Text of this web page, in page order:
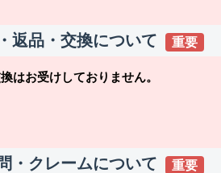
返品・交換について 重要
はお受けしておりません。
・クレームについて 重要